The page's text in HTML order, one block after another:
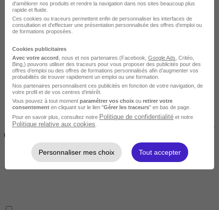
2 jours à 2 semaines
(14h à 70h)
d'améliorer nos produits et rendre la navigation dans nos sites beaucoup plus
rapide et fluide.
Ces cookies ou traceurs permettent enfin de personnaliser les interfaces de
consultation et d'effectuer une présentation personnalisée des offres d'emploi ou
de formations proposées.
Cookies publicitaires
Avec votre accord , nous et nos partenaires (Facebook, Google Ads , Critéo,
Bing,) pouvons utiliser des traceurs pour vous proposer des publicités pour des
offres d’emploi ou des offres de formations personnalisés afin d’augmenter vos
probabilités de trouver rapidement un emploi ou une formation.
Nos partenaires personnalisent ces publicités en fonction de votre navigation, de
votre profil et de vos centres d’intérêt.
Vous pouvez à tout moment paramétrer vos choix ou retirer votre
consentement en cliquant sur le lien "Gérer les traceurs" en bas de page.
Pour en savoir plus, consultez notre Politique de confidentialité et notre
Politique relative aux cookies
Personnaliser mes choix Tout accepter